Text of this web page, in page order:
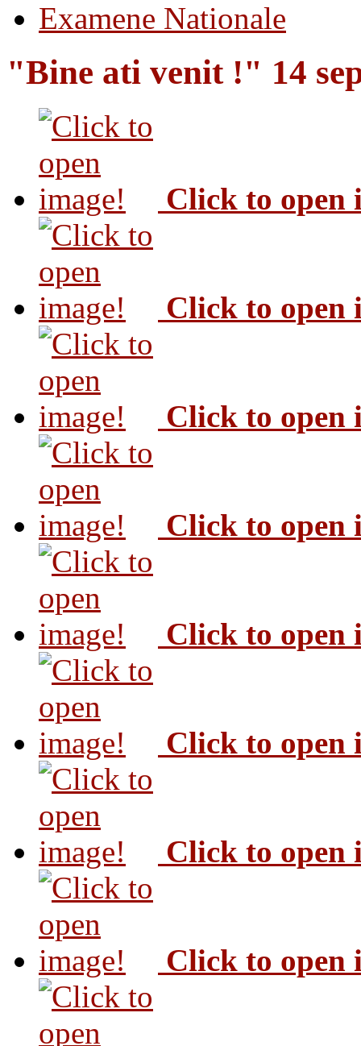
Examene Nationale
"Bine ati venit !" 14
Click to open
Click to open
Click to open
Click to open
Click to open
Click to open
Click to open
Click to open